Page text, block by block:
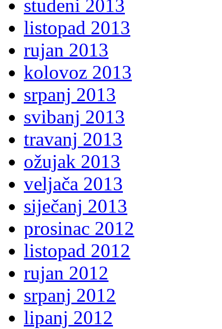
studeni 2013
listopad 2013
rujan 2013
kolovoz 2013
srpanj 2013
svibanj 2013
travanj 2013
ožujak 2013
veljača 2013
siječanj 2013
prosinac 2012
listopad 2012
rujan 2012
srpanj 2012
lipanj 2012